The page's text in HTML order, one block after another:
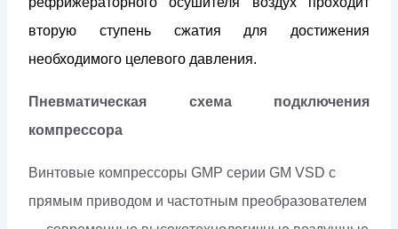
вторую ступень сжатия для достижения
необходимого целевого давления.
Пневматическая схема подключения
компрессора
Винтовые компрессоры GMP серии GM VSD с
прямым приводом и частотным преобразователем